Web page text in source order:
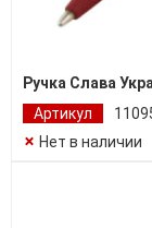
Ручка Слава
Артикул
Нет в наличии